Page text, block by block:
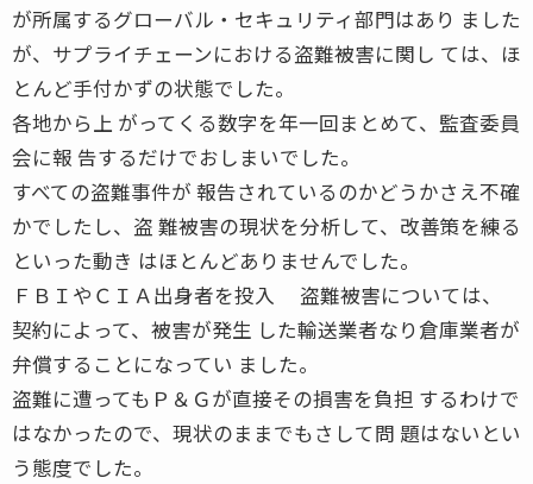
が所属するグローバル・セキュリティ部門はあり ました
が、サプライチェーンにおける盗難被害に関し ては、ほ
とんど手付かずの状態でした。
各地から上 がってくる数字を年一回まとめて、監査委員
会に報 告するだけでおしまいでした。
すべての盗難事件が 報告されているのかどうかさえ不確
かでしたし、盗 難被害の現状を分析して、改善策を練る
といった動き はほとんどありませんでした。
ＦＢＩやＣＩＡ出身者を投入 盗難被害については、
契約によって、被害が発生 した輸送業者なり倉庫業者が
弁償することになってい ました。
盗難に遭ってもＰ＆Ｇが直接その損害を負担 するわけで
はなかったので、現状のままでもさして問 題はないとい
う態度でした。